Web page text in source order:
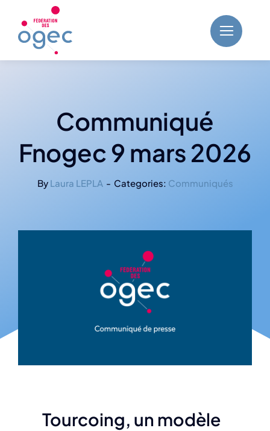
content
Communiqué
Fnogec 9 mars 2026
By Laura LEPLA - Categories: Communiqués
Tourcoing, un modèle